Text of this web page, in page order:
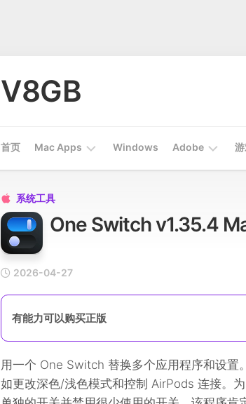
V8GB
首页 Mac Apps
Apps
开
系
工
图
形
设
Windows Adobe
 系统工具
One Switch v1.35.4
2026-04-27
有能力可以购买正版
用一个 One Switch 替换多个应用程序和设置
如更改深色/浅色模式和控制 AirPods 连接。